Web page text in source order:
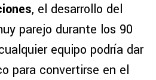
, el desarrollo del
parejo durante los 90
equipo podría dar
para convertirse en el